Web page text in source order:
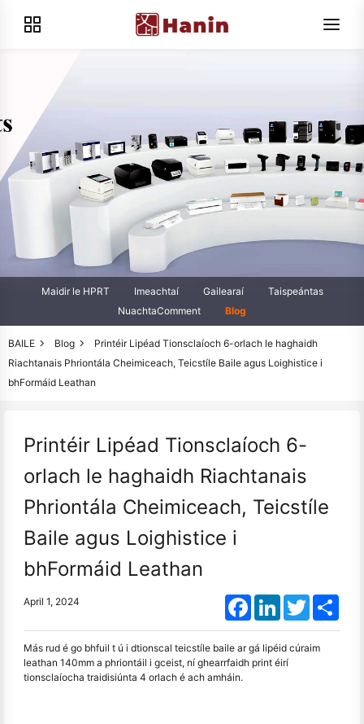
Maidir le HPRT Imeachtaí Gailearaí
Taispeántas
NuachtaComment
Blog
BAILE Blog
Printéir Lipéad Tionsclaíoch 6-orlach le haghaidh
Riachtanais Phriontála Cheimiceach, Teicstíle Baile agus Loighistice i
bhFormáid Leathan
Printéir Lipéad Tionsclaíoch 6-
orlach le haghaidh Riachtanais
Phriontála Cheimiceach, Teicstíle
Baile agus Loighistice i
bhFormáid Leathan
April 1, 2024 FacebookLinkedInTwitter
Más rud é go bhfuil t ú i dtionscal teicstíle baile ar gá lipéid cúraim
leathan 140mm a phriontáil i gceist, ní ghearrfaidh print éirí
tionsclaíocha traidisiúnta 4 orlach é ach amháin.